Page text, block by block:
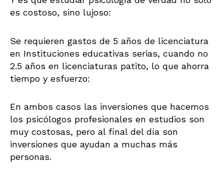
es costoso, sino lujoso:
Se requieren gastos de 5 años de licenciatura
en Instituciones educativas serias, cuando no
2.5 años en licenciaturas patito, lo que ahorra
tiempo y esfuerzo:
En ambos casos las inversiones que hacemos
los psicólogos profesionales en estudios son
muy costosas, pero al final del día son
inversiones que ayudan a muchas más
personas.